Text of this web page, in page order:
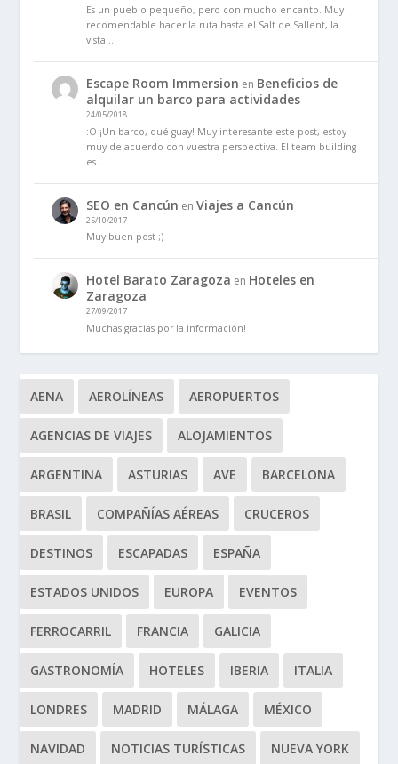
Es un pueblo pequeño, pero con mucho encanto. Muy
recomendable hacer la ruta hasta el Salt de Sallent, la
vista…
Escape Room Immersion en Beneficios de
alquilar un barco para actividades
24/05/2018
:O ¡Un barco, qué guay! Muy interesante este post, estoy
muy de acuerdo con vuestra perspectiva. El team building
es…
SEO en Cancún enViajes a Cancún
25/10/2017
Muy buen post ;)
Hotel Barato Zaragoza en Hoteles en
Zaragoza
27/09/2017
Muchas gracias por la información!
AENA AEROLÍNEAS AEROPUERTOS
AGENCIAS DE VIAJES ALOJAMIENTOS
ARGENTINA ASTURIAS AVE BARCELONA
BRASIL COMPAÑÍAS AÉREAS CRUCEROS
DESTINOS ESCAPADAS ESPAÑA
ESTADOS UNIDOS EUROPA EVENTOS
FERROCARRIL FRANCIA GALICIA
GASTRONOMÍA HOTELES IBERIA ITALIA
LONDRES MADRID MÁLAGA MÉXICO
NAVIDAD NOTICIAS TURÍSTICAS NUEVA YORK